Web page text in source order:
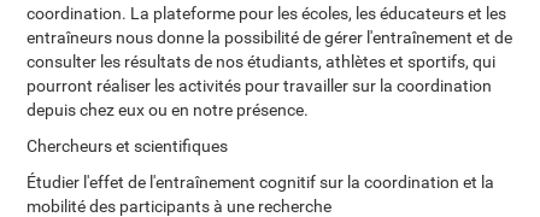
coordination. La plateforme pour les écoles, les éducateurs et les
entraîneurs nous donne la possibilité de gérer l'entraînement et de
consulter les résultats de nos étudiants, athlètes et sportifs, qui
pourront réaliser les activités pour travailler sur la coordination
depuis chez eux ou en notre présence.
Chercheurs et scientifiques
Étudier l'effet de l'entraînement cognitif sur la coordination et la
mobilité des participants à une recherche